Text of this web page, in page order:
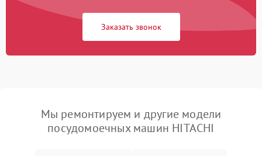
Заказать звонок
Мы ремонтируем и другие модели
посудомоечных машин HITACHI